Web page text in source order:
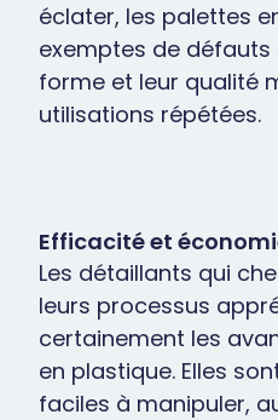
éclater, les palettes
exemptes de
forme et leur qualité
utilisations répétées.
Efficacité et
Les détaillants qui
leurs processus
certainement les
en plastique. Elles
faciles à manipuler,